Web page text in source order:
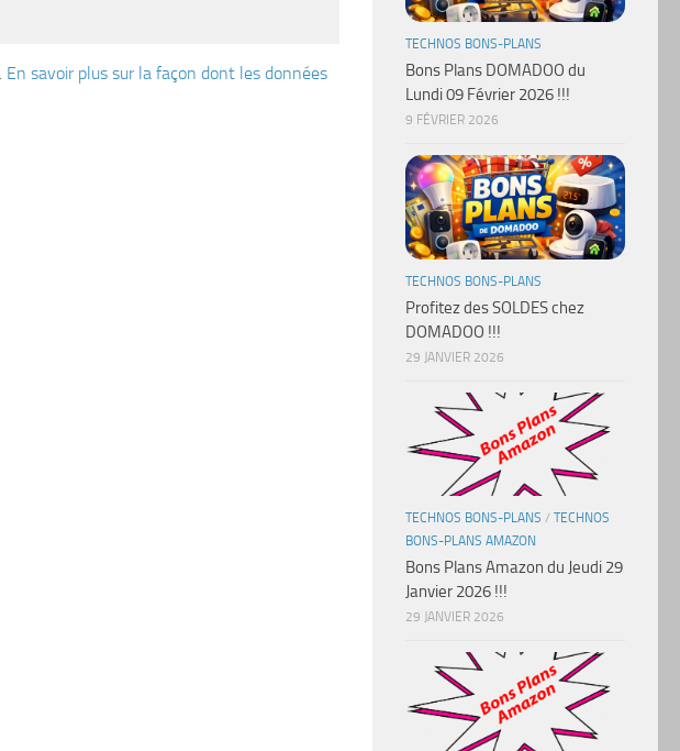
En savoir plus sur la façon dont les données
TECHNOS BONS-PLANS
Bons Plans DOMADOO du
Lundi 09 Février 2026 !!!
9 FÉVRIER 2026
TECHNOS BONS-PLANS
Profitez des SOLDES chez
DOMADOO !!!
29 JANVIER 2026
TECHNOS BONS-PLANS / TECHNOS
BONS-PLANS AMAZON
Bons Plans Amazon du Jeudi 29
Janvier 2026 !!!
29 JANVIER 2026